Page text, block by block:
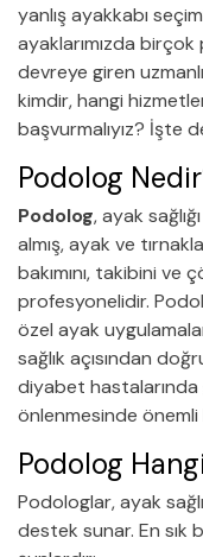
yanlış ayakkabı
ayaklarımızda
devreye giren
kimdir, hangi
başvurmalıyız? İşte
Podolog
Podolog, ayak
almış, ayak ve
bakımını, takibini ve
profesyonelidir.
özel ayak
sağlık açısından
diyabet hastalarında
önlenmesinde
Podolog
Podologlar, ayak
destek sunar. En sık